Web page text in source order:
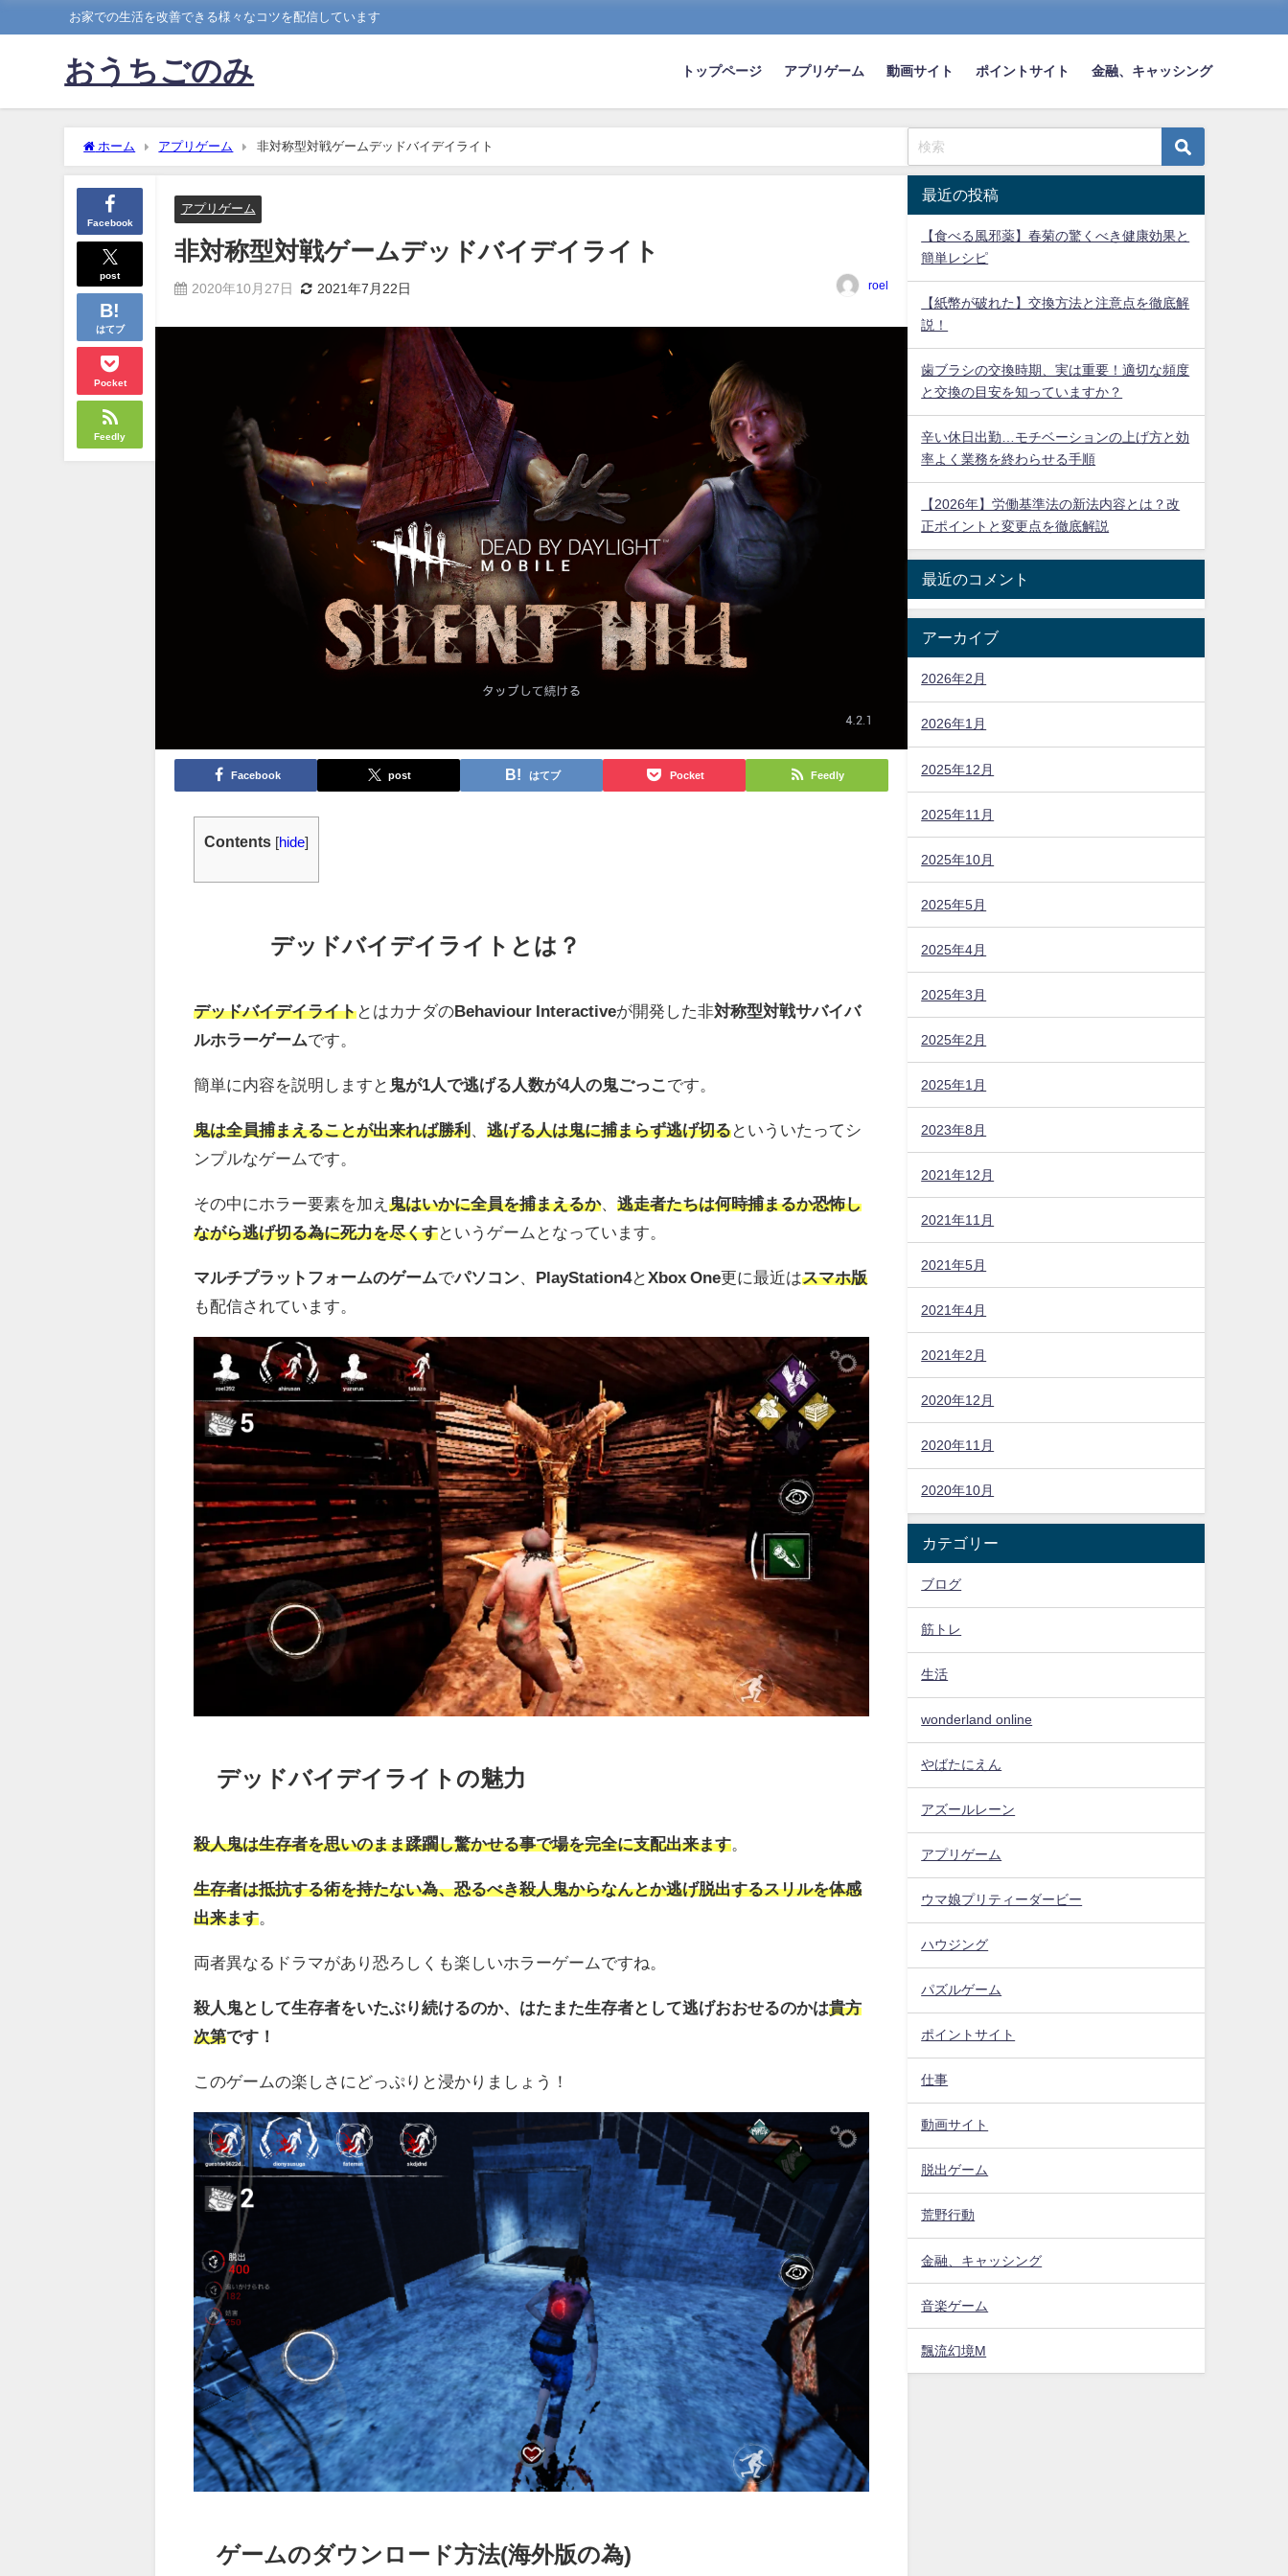
お家での生活を改善できる様々なコツを配信しています
おうちごのみ トップページ アプリゲーム 動画サイト ポイントサイト 金融、キャッシング
ホーム アプリゲーム 非対称型対戦ゲームデッドバイデイライト
Facebook
post
はてブ
Pocket
Feedly
アプリゲーム
非対称型対戦ゲームデッドバイデイライト
2020年10月27日 2021年7月22日 roel
Facebook post はてブ Pocket Feedly
Contents hide
デッドバイデイライトとは？
デッドバイデイライトとはカナダのBehaviour Interactiveが開発した非対称型対戦サバイバ
ルホラーゲームです。
簡単に内容を説明しますと 鬼が1人で逃げる人数が4人の鬼ごっこ です。
鬼は全員捕まえることが出来れば勝利 、逃げる人は鬼に捕まらず逃げ切るといういたってシ
ンプルなゲームです。
その中にホラー要素を加え鬼はいかに全員を捕まえるか、逃走者たちは何時捕まるか恐怖し
ながら逃げ切る為に死力を尽くすというゲームとなっています。
マルチプラットフォームのゲームでパソコン PlayStation4とXbox One更に最近はスマホ版
も配信されています。
デッドバイデイライトの魅力
殺人鬼は生存者を思いのまま蹂躙し驚かせる事で場を完全に支配出来ます
生存者は抵抗する術を持たない為、恐るべき殺人鬼からなんとか逃げ脱出するスリルを体感
出来ます
両者異なるドラマがあり恐ろしくも楽しいホラーゲームですね。
殺人鬼として生存者をいたぶり続けるのか、はたまた生存者として逃げおおせるのかは貴方
次第です！
このゲームの楽しさにどっぷりと浸かりましょう！
ゲームのダウンロード方法(海外版の為)
最近の投稿
【食べる風邪薬】春菊の驚くべき健康効果と
簡単レシピ
【紙幣が破れた】交換方法と注意点を徹底解
説！
歯ブラシの交換時期、実は重要！適切な頻度
と交換の目安を知っていますか？
辛い休日出勤…モチベーションの上げ方と効
率よく業務を終わらせる手順
【2026年】労働基準法の新法内容とは？改
正ポイントと変更点を徹底解説
最近のコメント
アーカイブ
2026年2月
2026年1月
2025年12月
2025年11月
2025年10月
2025年5月
2025年4月
2025年3月
2025年2月
2025年1月
2023年8月
2021年12月
2021年11月
2021年5月
2021年4月
2021年2月
2020年12月
2020年11月
2020年10月
カテゴリー
ブログ
筋トレ
生活
wonderland online
やばたにえん
アズールレーン
アプリゲーム
ウマ娘プリティーダービー
ハウジング
パズルゲーム
ポイントサイト
仕事
動画サイト
脱出ゲーム
荒野行動
金融、キャッシング
音楽ゲーム
飄流幻境M